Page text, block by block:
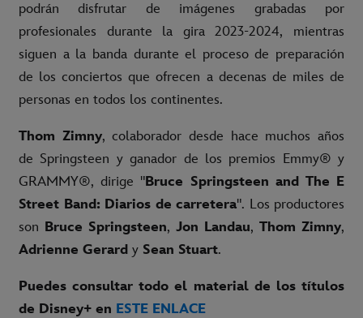
podrán disfrutar de imágenes grabadas por
profesionales durante la gira 2023-2024, mientras
siguen a la banda durante el proceso de preparación
de los conciertos que ofrecen a decenas de miles de
personas en todos los continentes.
Thom Zimny, colaborador desde hace muchos años
de Springsteen y ganador de los premios Emmy® y
GRAMMY®, dirige "Bruce Springsteen and The E
Street Band: Diarios de carretera". Los productores
son Bruce Springsteen, Jon Landau, Thom Zimny,
Adrienne Gerard y Sean Stuart.
Puedes consultar todo el material de los títulos
de Disney+ en ESTE ENLACE